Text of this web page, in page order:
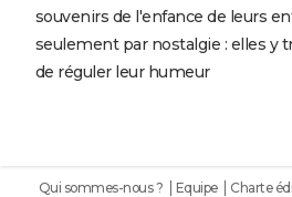
souvenirs de l'enfance de leurs
seulement par nostalgie : elles y
de réguler leur humeur
Qui sommes-nous ? Equipe Charte